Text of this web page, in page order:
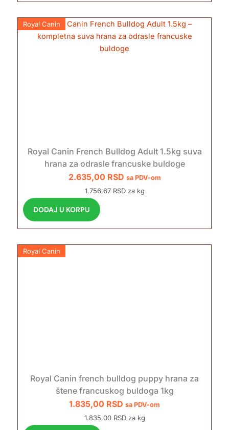
Royal Canin
Royal Canin French Bulldog Adult 1.5kg suva
hrana za odrasle francuske buldoge
2.635,00 RSD sa PDV-om
1.756,67 RSD za kg
DODAJ U KORPU
Royal Canin
Royal Canin french bulldog puppy hrana za
štene francuskog buldoga 1kg
1.835,00 RSD sa PDV-om
1.835,00 RSD za kg